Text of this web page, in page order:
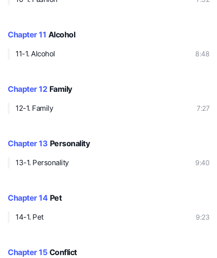
Chapter 11 Alcohol
11-1. Alcohol 8:48
Chapter 12 Family
12-1. Family 7:27
Chapter 13 Personality
13-1. Personality 9:40
Chapter 14 Pet
14-1. Pet 9:23
Chapter 15 Conflict